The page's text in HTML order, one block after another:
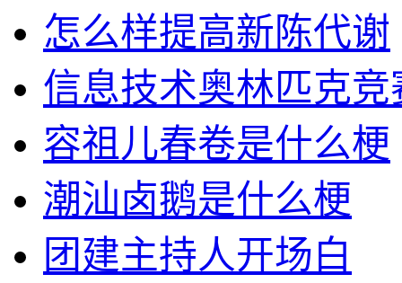
怎么样提高新陈代谢
信息技术奥林匹克竞
容祖儿春卷是什么梗
潮汕卤鹅是什么梗
团建主持人开场白